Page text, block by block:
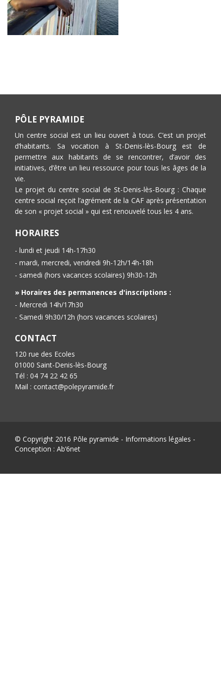
PÔLE PYRAMIDE
Un centre social est un lieu ouvert à tous. C’est un projet
d’habitants. Sa vocation à St-Denis-lès-Bourg est de
permettre aux habitants de se rencontrer, d’avoir des
initiatives, d’être un lieu ressource pour tous les âges de la
vie.
Le projet du centre social de St-Denis-lès-Bourg : Chaque
centre social reçoit l’agrément de la CAF après présentation
de son « projet social » qui est renouvelé tous les 4 ans.
HORAIRES
- lundi et jeudi 14h-17h30
- mardi, mercredi, vendredi 9h-12h/14h-18h
- samedi (hors vacances scolaires) 9h30-12h
» Horaires des permanences d'inscriptions :
- Mercredi 14h/17h30
- Samedi 9h30/12h (hors vacances scolaires)
CONTACT
120 rue des Ecoles
01000 Saint-Denis-lès-Bourg
Tél : 04 74 22 42 65
Mail : contact@polepyramide.fr
© Copyright 2016 Pôle pyramide - Informations légales -
Conception : Ab’6net